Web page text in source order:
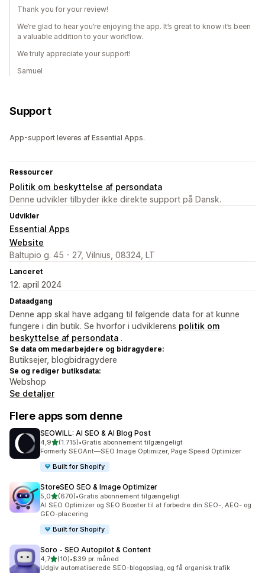
Thank you for your review!
We’re glad to hear you’re enjoying the app. It’s great to know it’s been
a valuable addition to your workflow.
We truly appreciate your support!
Samuel
Support
App-support leveres af Essential Apps.
Ressourcer
Politik om beskyttelse af persondata
Denne udvikler tilbyder ikke direkte support på Dansk.
Udvikler
Essential Apps
Website
Baltupio g. 45 - 27, Vilnius, 08324, LT
Lanceret
12. april 2024
Dataadgang
Denne app skal have adgang til følgende data for at kunne
fungere i din butik. Se hvorfor i udviklerens politik om
beskyttelse af persondata .
Se data om medarbejdere og bidragydere:
Butiksejer, blogbidragydere
Se og rediger butiksdata:
Webshop
Se detaljer
Flere apps som denne
SEOWILL: AI SEO & AI Blog Post
4,9ud af 5 stjerner
(1.715)
1715 anmeldelser i alt
•Gratis abonnement tilgængeligt
Formerly SEOAnt—SEO Image Optimizer, Page Speed Optimizer
Built for Shopify
StoreSEO SEO & Image Optimizer
5,0ud af 5 stjerner
(670)
670 anmeldelser i alt
•Gratis abonnement tilgængeligt
AI SEO Optimizer og SEO Booster til at forbedre din SEO-, AEO- og
GEO-placering
Built for Shopify
Soro ‑ SEO Autopilot & Content
4,7ud af 5 stjerner
(10)
10 anmeldelser i alt
•$39 pr. måned
Udgiv automatiserede SEO-blogopslag, og få organisk trafik